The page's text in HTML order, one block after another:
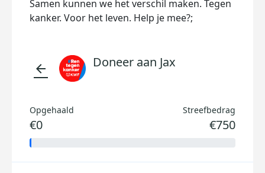
Samen kunnen we het verschil maken. Tegen
kanker. Voor het leven. Help je mee?;
arrow_back Doneer aan Jax
Opgehaald
€0
Streefbedrag
€750